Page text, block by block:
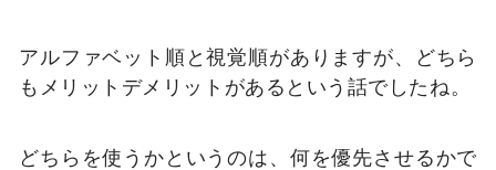
アルファベット順と視覚順がありますが、どちら
もメリットデメリットがあるという話でしたね。
どちらを使うかというのは、何を優先させるかで